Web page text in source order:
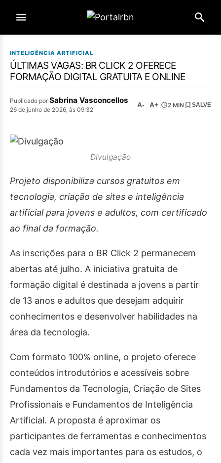
INTELIGÊNCIA ARTIFICIAL
ÚLTIMAS VAGAS: BR CLICK 2 OFERECE
FORMAÇÃO DIGITAL GRATUITA E ONLINE
Publicado por Sabrina Vasconcellos
26 de junho de 2026, às 09:32
A- A+ 2 MIN SALVE
Divulgação
Projeto disponibiliza cursos gratuitos em
tecnologia, criação de sites e inteligência
artificial para jovens e adultos, com certificado
ao final da formação.
As inscrições para o BR Click 2 permanecem
abertas até julho. A iniciativa gratuita de
formação digital é destinada a jovens a partir
de 13 anos e adultos que desejam adquirir
conhecimentos e desenvolver habilidades na
área da tecnologia.
Com formato 100% online, o projeto oferece
conteúdos introdutórios e acessíveis sobre
Fundamentos da Tecnologia, Criação de Sites
Profissionais e Fundamentos de Inteligência
Artificial. A proposta é aproximar os
participantes de ferramentas e conhecimentos
cada vez mais importantes para os estudos, o